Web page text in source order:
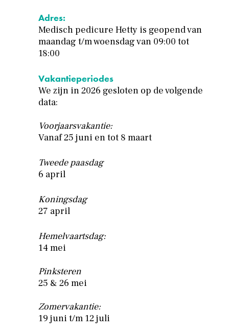
Adres:
Medisch pedicure Hetty is geopend van
maandag t/m woensdag van 09:00 tot
18:00
Vakantieperiodes
We zijn in 2026 gesloten op de volgende
data:
Voorjaarsvakantie:
Vanaf 25 juni en tot 8 maart
Tweede paasdag
6 april
Koningsdag
27 april
Hemelvaartsdag:
14 mei
Pinksteren
25 & 26 mei
Zomervakantie:
19 juni t/m 12 juli